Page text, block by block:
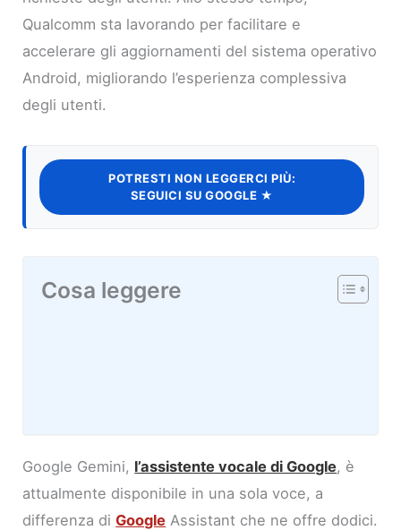
Qualcomm sta lavorando per facilitare e
accelerare gli aggiornamenti del sistema operativo
Android, migliorando l’esperienza complessiva
degli utenti.
POTRESTI NON LEGGERCI PIÙ:
SEGUICI SU GOOGLE ★
Cosa leggere
Google Gemini, l’assistente vocale di Google, è
attualmente disponibile in una sola voce, a
differenza diGoogle Assistant che ne offre dodici.